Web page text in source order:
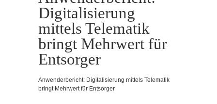
Digitalisierung
mittels Telematik
bringt Mehrwert für
Entsorger
Anwenderbericht: Digitalisierung mittels Telematik
bringt Mehrwert für Entsorger